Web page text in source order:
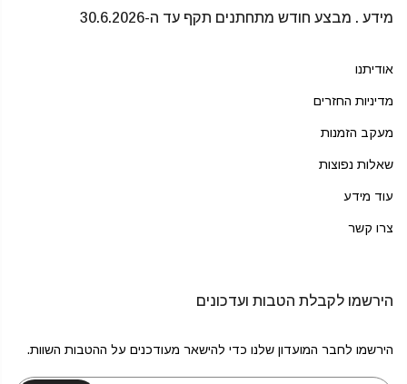
מידע . מבצע חודש מתחתנים תקף עד ה-30.6.2026
אודיתנו
מדיניות החזרים
מעקב הזמנות
שאלות נפוצות
עוד מידע
צרו קשר
הירשמו לקבלת הטבות ועדכונים
הירשמו לחבר המועדון שלנו כדי להישאר מעודכנים על ההטבות השוות.